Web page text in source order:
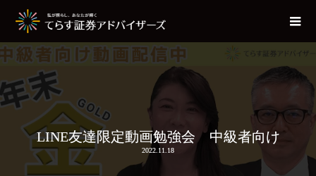
LINE友達限定動画勉強会 中級者向け
2022.11.18